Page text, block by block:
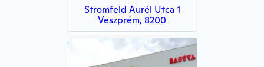
Stromfeld Aurél Utca 1
Veszprém, 8200